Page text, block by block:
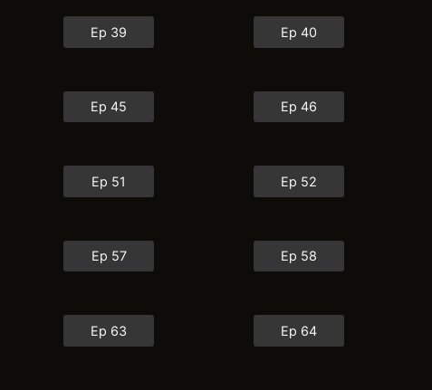
Ep 39 Ep 40
Ep 45 Ep 46
Ep 51 Ep 52
Ep 57 Ep 58
Ep 63 Ep 64